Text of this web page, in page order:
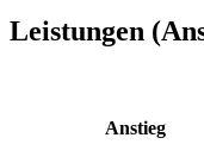
Leistungen
Anstieg